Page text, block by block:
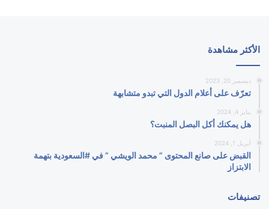
الأكثر مشاهدة
ديسمبر 20, 2023
تعرّف على أعلام الدول التي تبدو متشابهة
يناير 4, 2024
هل يمكنك أكل البصل المنبت؟
أبريل 1, 2024
القبض على صانع المحتوى ” محمد الويشي ” في #السعودية بتهمة
الابتزاز
تصنيفات